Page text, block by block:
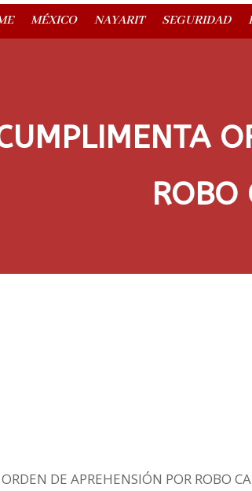
MÉXICO NAYARIT SEGURIDAD
ROBO
DE APREHENSIÓN POR ROBO